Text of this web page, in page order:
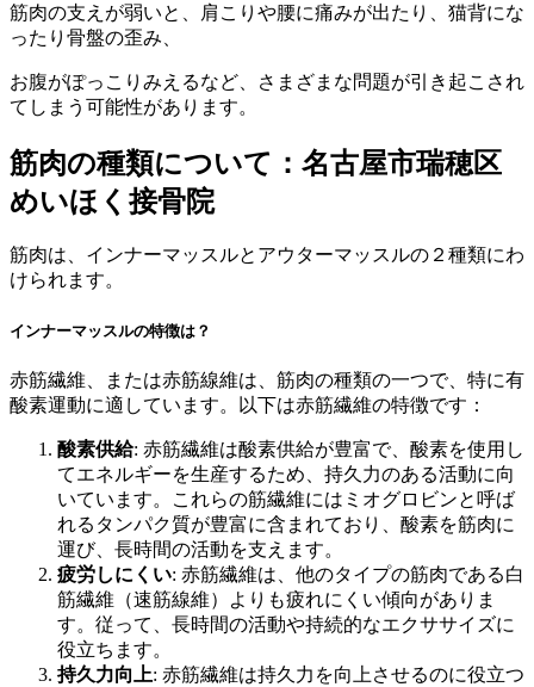
筋肉の支えが弱いと、肩こりや腰に痛みが出たり、猫背にな
ったり骨盤の歪み、
お腹がぽっこりみえるなど、さまざまな問題が引き起こされ
てしまう可能性があります。
筋肉の種類について：名古屋市瑞穂区
めいほく接骨院
筋肉は、インナーマッスルとアウターマッスルの２種類にわ
けられます。
インナーマッスルの特徴は？
赤筋繊維、または赤筋線維は、筋肉の種類の一つで、特に有
酸素運動に適しています。以下は赤筋繊維の特徴です：
酸素供給: 赤筋繊維は酸素供給が豊富で、酸素を使用し
てエネルギーを生産するため、持久力のある活動に向
いています。これらの筋繊維にはミオグロビンと呼ば
れるタンパク質が豊富に含まれており、酸素を筋肉に
運び、長時間の活動を支えます。
疲労しにくい: 赤筋繊維は、他のタイプの筋肉である白
筋繊維（速筋線維）よりも疲れにくい傾向がありま
す。従って、長時間の活動や持続的なエクササイズに
役立ちます。
持久力向上: 赤筋繊維は持久力を向上させるのに役立つ